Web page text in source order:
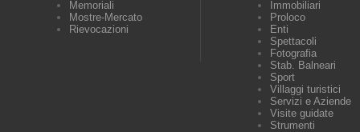
Memoriali
Mostre-Mercato
Rievocazioni
Immobiliari
Proloco
Enti
Spettacoli
Fotografia
Stab. Balneari
Sport
Villaggi turistici
Servizi e Aziende
Visite guidate
Strumenti